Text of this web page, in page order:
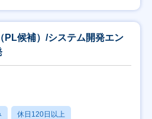
PL候補）/システム開発エン
休日120日以上